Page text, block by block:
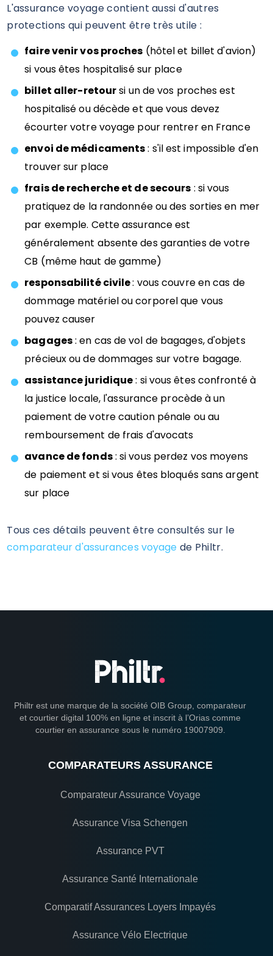
L'assurance voyage contient aussi d'autres
protections qui peuvent être très utile :
faire venir vos proches (hôtel et billet d'avion)
si vous êtes hospitalisé sur place
billet aller-retoursi un de vos proches est
hospitalisé ou décède et que vous devez
écourter votre voyage pour rentrer en France
envoi de médicaments: s'il est impossible d'en
trouver sur place
frais de recherche et de secours : si vous
pratiquez de la randonnée ou des sorties en mer
par exemple. Cette assurance est
généralement absente des garanties de votre
CB (même haut de gamme)
responsabilité civile: vous couvre en cas de
dommage matériel ou corporel que vous
pouvez causer
bagages: en cas de vol de bagages, d'objets
précieux ou de dommages sur votre bagage.
assistance juridique: si vous êtes confronté à
la justice locale, l'assurance procède à un
paiement de votre caution pénale ou au
remboursement de frais d'avocats
avance de fonds: si vous perdez vos moyens
de paiement et si vous êtes bloqués sans argent
sur place
Tous ces détails peuvent être consultés sur le
comparateur d'assurances voyage de Philtr.
Philtr est une marque de la société OIB Group, comparateur
et courtier digital 100% en ligne et inscrit à l’Orias comme
courtier en assurance sous le numéro 19007909.
COMPARATEURS ASSURANCE
Comparateur Assurance Voyage
Assurance Visa Schengen
Assurance PVT
Assurance Santé Internationale
Comparatif Assurances Loyers Impayés
Assurance Vélo Electrique